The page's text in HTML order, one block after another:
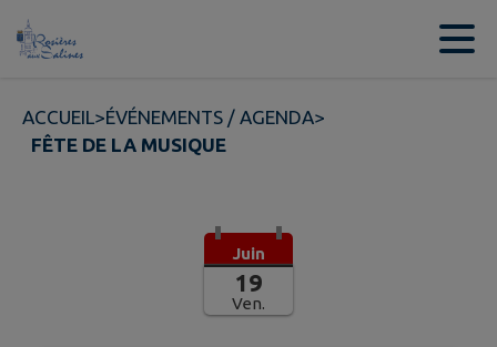
Contenu
ACCUEIL>ÉVÉNEMENTS / AGENDA>
FÊTE DE LA MUSIQUE
Juin
19
Ven.